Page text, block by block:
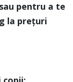
pentru a te
la prețuri